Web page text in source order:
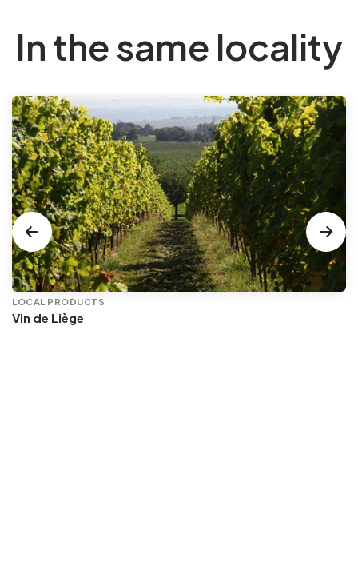
In the same locality
LOCAL PRODUCTS
Vin de Liège